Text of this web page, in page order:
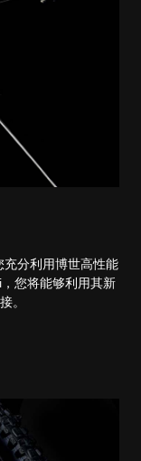
分利用博世高性能
您将能够利用其新
。